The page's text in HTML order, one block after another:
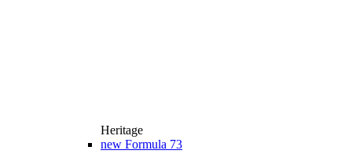
Heritage
new Formula 73